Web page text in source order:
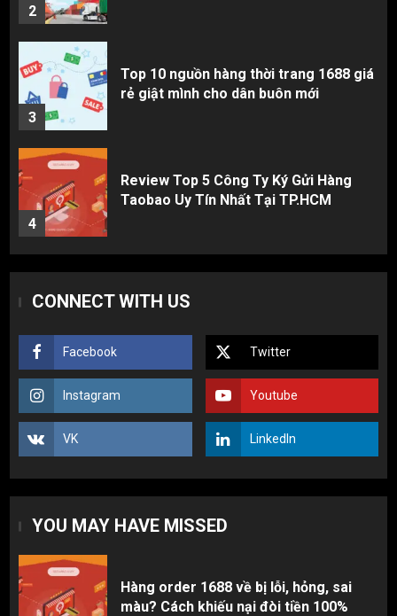
3
4
Review Top 5 Công Ty Ký Gửi Hàng
Taobao Uy Tín Nhất Tại TP.HCM
5
Cách thanh toán khi tự đặt hàng
Taobao: Thẻ Visa hay ví Alipay?
màu? Cách khiếu nại đòi tiền 100%
2
3 sai lầm chí mạng khiến người mới
nhập hàng Trung Quốc bị lỗ vốn, ôm sô
Top 10 nguồn hàng thời trang 1688 giá
rẻ giật mình cho dân buôn mới
CONNECT WITH US
Facebook Twitter
Instagram Youtube
VK LinkedIn
YOU MAY HAVE MISSED
Hàng order 1688 về bị lỗi, hỏng, sai
màu? Cách khiếu nại đòi tiền 100%